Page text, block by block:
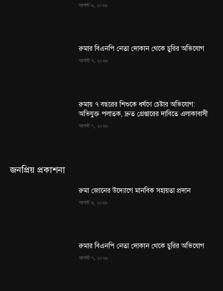
আগস্ট ৯, ২০২৬
রুমার বিএনপি নেতা দোকান থেকে চুরির অভিযোগ
আগস্ট ৭, ২০২৬
রুমায় ৭ বছরের শিশুকে ধর্ষণে চেষ্টার অভিযোগ:
অভিযুক্ত পলাতক, দ্রুত গ্রেপ্তারের দাবিতে এলাকাবাসী
আগস্ট ৭, ২০২৬
জনপ্রিয় প্রকাশনা
রুমা জোনের উদ্যোগে মানবিক সহায়তা প্রদান
আগস্ট ৯, ২০২৬
রুমার বিএনপি নেতা দোকান থেকে চুরির অভিযোগ
আগস্ট ৭, ২০২৬